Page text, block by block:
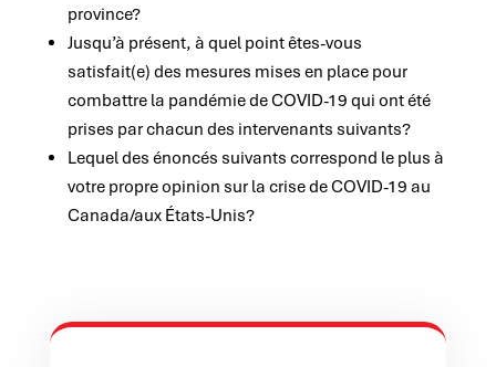
province?
Jusqu’à présent, à quel point êtes-vous
satisfait(e) des mesures mises en place pour
combattre la pandémie de COVID-19 qui ont été
prises par chacun des intervenants suivants?
Lequel des énoncés suivants correspond le plus à
votre propre opinion sur la crise de COVID-19 au
Canada/aux États-Unis?